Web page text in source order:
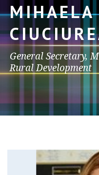
General Secretary,
Rural Development